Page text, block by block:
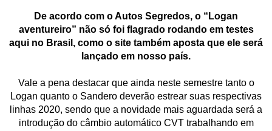
De acordo com o Autos Segredos, o “Logan
aventureiro” não só foi flagrado rodando em testes
aqui no Brasil, como o site também aposta que ele será
lançado em nosso país.
Vale a pena destacar que ainda neste semestre tanto o
Logan quanto o Sandero deverão estrear suas respectivas
linhas 2020, sendo que a novidade mais aguardada será a
introdução do câmbio automático CVT trabalhando em